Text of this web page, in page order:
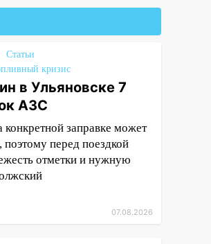
Статьи
кризис
в Ульяновске 7
АЗС
конкретной заправке может
поэтому перед поездкой
отметки и нужную
07.08.2026